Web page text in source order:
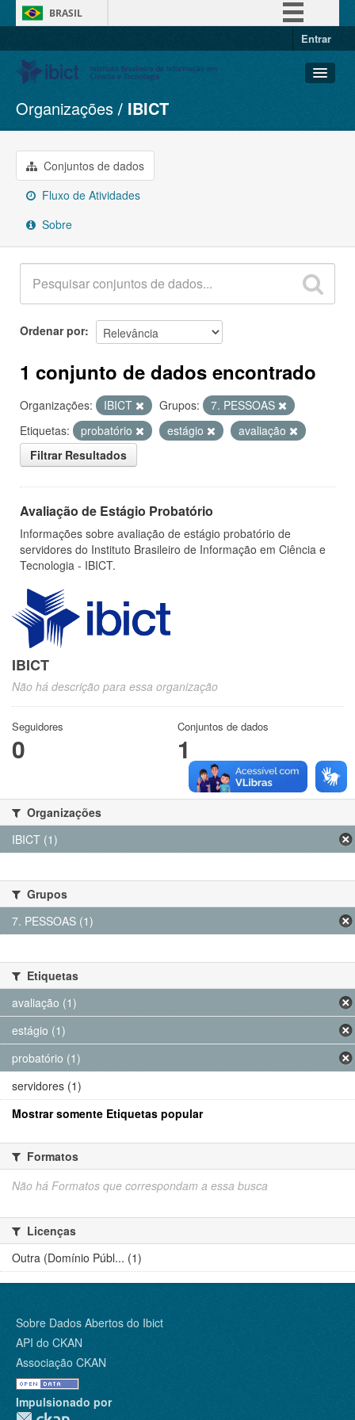
BRASIL
Entrar
Conjuntos de dados
Organizações
Grupos
Sobre
Organizações IBICT
Conjuntos de dados
Fluxo de Atividades
Sobre
Ordenar por
1 conjunto de dados encontrado
Organizações: IBICT Grupos:
7. PESSOAS
Etiquetas:
probatório estágio
avaliação
Filtrar Resultados
Avaliação de Estágio Probatório
Informações sobre avaliação de estágio probatório de
servidores do Instituto Brasileiro de Informação em Ciência e
Tecnologia - IBICT.
IBICT
Não há descrição para essa organização
Seguidores
0
Conjuntos de dados
1
Organizações
IBICT (1)
Grupos
7. PESSOAS (1)
Etiquetas
avaliação (1)
estágio (1)
probatório (1)
servidores (1)
Mostrar somente Etiquetas popular
Formatos
Não há Formatos que correspondam a essa busca
Licenças
Outra (Domínio Públ... (1)
Sobre Dados Abertos do Ibict
API do CKAN
Associação CKAN
Impulsionado por